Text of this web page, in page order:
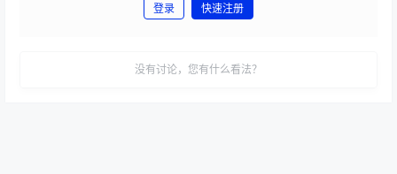
登录 快速注册
没有讨论，您有什么看法？